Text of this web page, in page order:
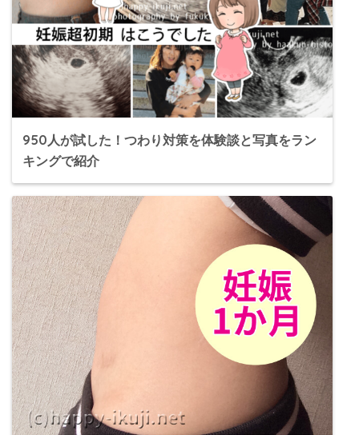
950人が試した！つわり対策を体験談と写真をラン
キングで紹介